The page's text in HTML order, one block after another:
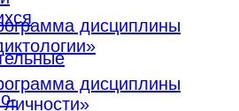
дисциплины
дисциплины